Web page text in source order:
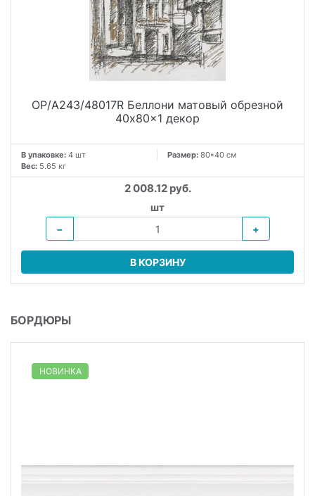
OP/A243/48017R Беллони матовый обрезной
40x80x1 декор
В упаковке: 4 шт Размер: 80*40 см
Вес: 5.65 кг
2 008.12 руб.
шт
−
+
В КОРЗИНУ
БОРДЮРЫ
НОВИНКА